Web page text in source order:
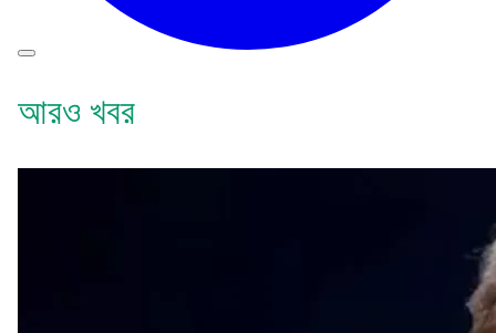
আরও খবর